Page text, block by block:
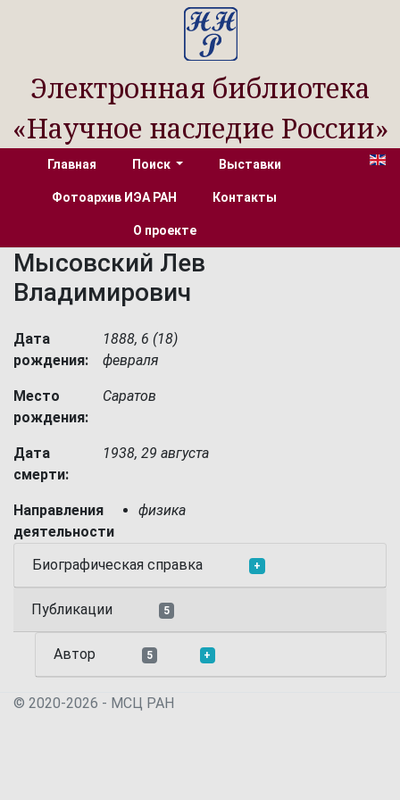
Электронная библиотека
«Научное наследие России»
Главная Поиск Выставки
Фотоархив ИЭА РАН Контакты
О проекте
Мысовский Лев
Владимирович
Дата
рождения:
1888, 6 (18)
февраля
Место
рождения:
Саратов
Дата
смерти:
1938, 29 августа
Направления
деятельности
физика
Биографическая справка +
Публикации 5
Автор 5 +
© 2020-2026 - МСЦ РАН